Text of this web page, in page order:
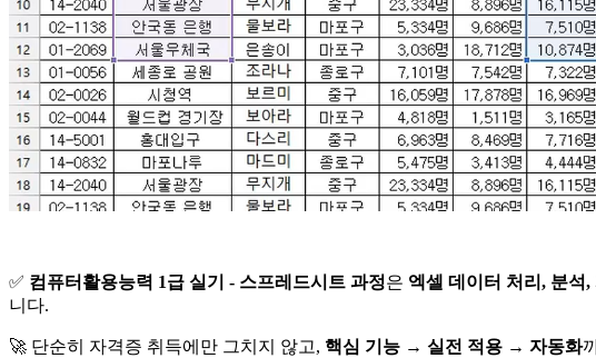
✅ 컴퓨터활용능력 1급 실기 - 스프레드시트 과정은 엑셀 데이터 처리, 분석,
니다.
🚀 단순히 자격증 취득에만 그치지 않고, 핵심 기능 → 실전 적용 → 자동화